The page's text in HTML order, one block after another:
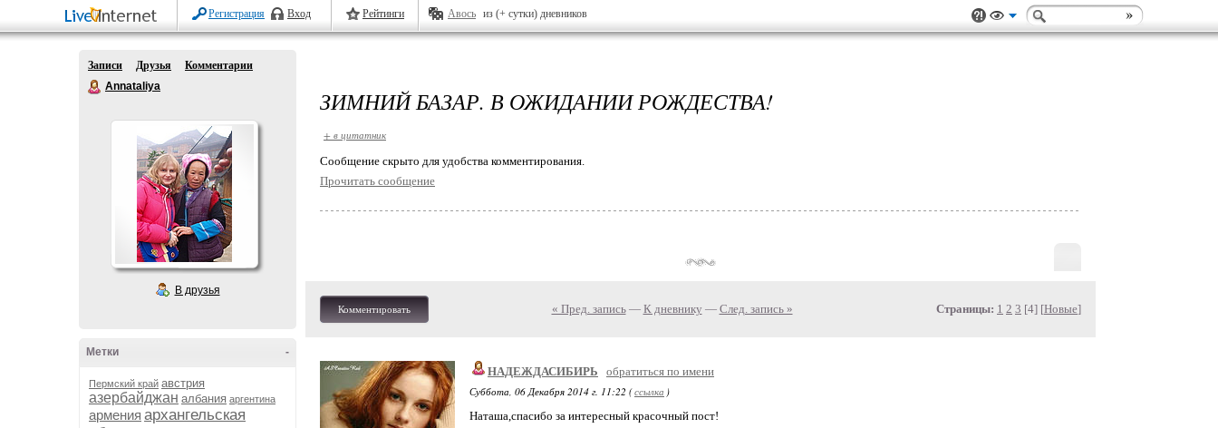
Регистрация Вход Рейтинги Авось из (+ сутки) дневников
Записи Друзья
Комментарии
Annataliya
В друзья
-
Метки
Пермский край австрия
азербайджан албания аргентина
армения архангельская
ЗИМНИЙ БАЗАР. В ОЖИДАНИИ РОЖДЕСТВА!
+ в цитатник
Cообщение скрыто для удобства комментирования.
Прочитать сообщение
Комментировать « Пред. запись— К дневнику — След. запись » Страницы: 1 2 3 [4] [Новые]
НАДЕЖДАСИБИРЬ
обратиться по имени
Суббота, 06 Декабря 2014 г. 11:22 (ссылка )
Наташа,спасибо за интересный красочный пост!